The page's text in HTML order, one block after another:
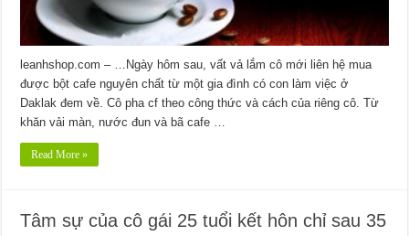
leanhshop.com – …Ngày hôm sau, vất vả lắm cô mới liên hệ mua
được bột cafe nguyên chất từ một gia đình có con làm việc ở
Daklak đem về. Cô pha cf theo công thức và cách của riêng cô. Từ
khăn vải màn, nước đun và bã cafe …
Read More »
Tâm sự của cô gái 25 tuổi kết hôn chỉ sau 35